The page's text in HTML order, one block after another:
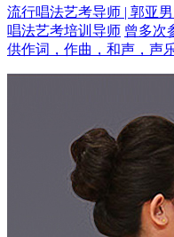
流行唱法艺考导师 | 郭亚
唱法艺考培训导师 曾多次
供作词，作曲，和声，声